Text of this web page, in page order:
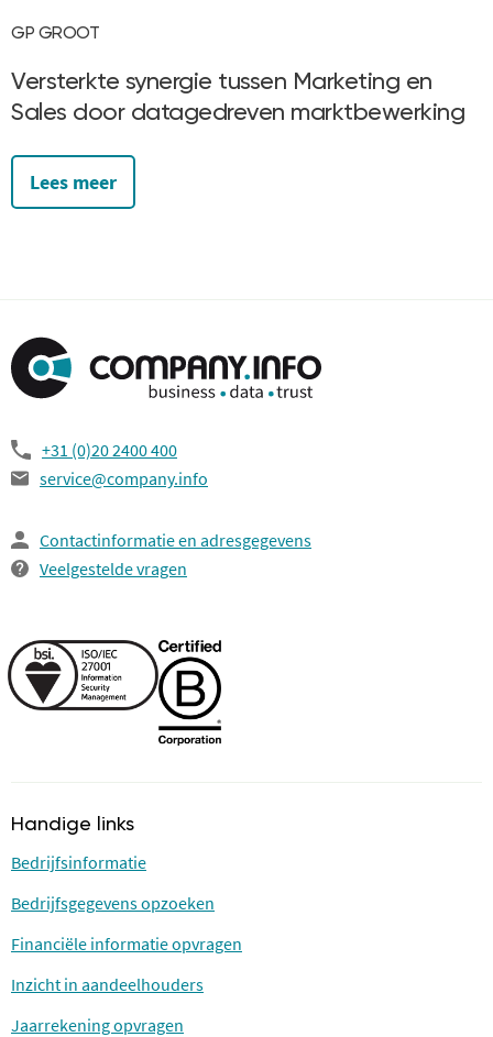
GP GROOT
Versterkte synergie tussen Marketing en
Sales door datagedreven marktbewerking
Lees meer
+31 (0)20 2400 400
service@company.info
Contactinformatie en adresgegevens
Veelgestelde vragen
Handige links
Bedrijfsinformatie
Bedrijfsgegevens opzoeken
Financiële informatie opvragen
Inzicht in aandeelhouders
Jaarrekening opvragen